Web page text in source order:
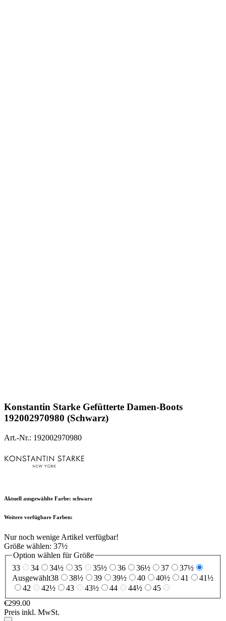
Konstantin Starke Gefütterte Damen-Boots
192002970980 (Schwarz)
Art.-Nr.: 192002970980
Aktuell ausgewählte Farbe: schwarz
Weitere verfügbare Farben:
Nur noch wenige Artikel verfügbar!
Größe wählen: 37½
Option wählen für Größe
33
34 34½ 35 35½ 36 36½ 37
37½
Ausgewählt38 38½ 39 39½ 40 40½ 41
41½
42
42½ 43 43½ 44 44½
45
€299.00
Preis inkl. MwSt.